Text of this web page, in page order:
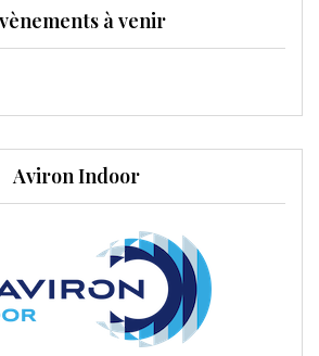
à venir
Aviron Indoor